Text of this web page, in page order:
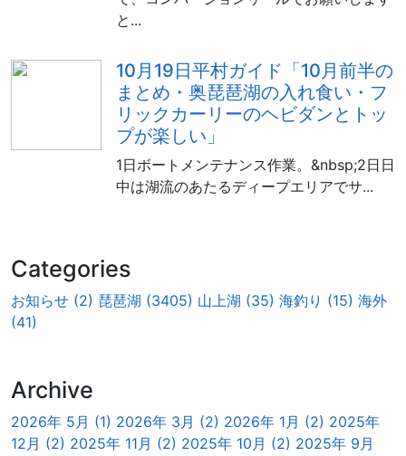
と...
10月19日平村ガイド「10月前半の
まとめ・奥琵琶湖の入れ食い・フ
リックカーリーのヘビダンとトッ
プが楽しい」
1日ボートメンテナンス作業。&nbsp;2日日
中は湖流のあたるディープエリアでサ...
Categories
お知らせ (2) 琵琶湖 (3405) 山上湖 (35) 海釣り (15) 海外
(41)
Archive
2026年 5月 (1) 2026年 3月 (2) 2026年 1月 (2) 2025年
12月 (2) 2025年 11月 (2) 2025年 10月 (2) 2025年 9月